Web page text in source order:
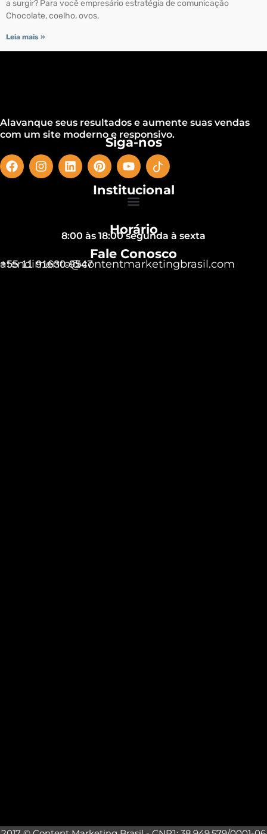
a surgir? Para você empresário estratégia de comunicação
Chocolate, coelho, ovos,
Leia mais »
Alavanque seus resultados e aumente suas vendas
com um site moderno e responsivo.
Siga-nos
Institucional
Horário
8:00 às 18:00 segunda à sexta
Fale Conosco
+55 11 91630-9547
atendimento@contentmarketingbrasil.com